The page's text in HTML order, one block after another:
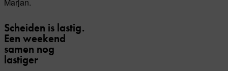
Scheiden is lastig.
Een weekend
samen nog
lastiger